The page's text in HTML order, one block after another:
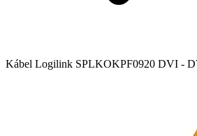
Kábel Logilink SPLKOKPF0920 DVI -